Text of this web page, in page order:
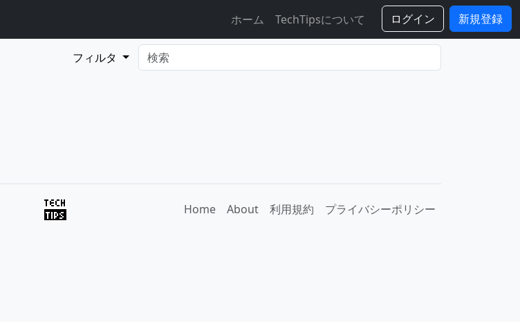
ホーム TechTipsについて ログイン 新規登録
フィルタ
Home About 利用規約 プライバシーポリシー